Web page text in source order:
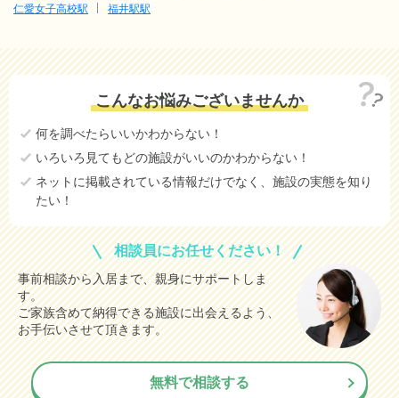
仁愛女子高校駅
福井駅駅
こんなお悩みございませんか
何を調べたらいいかわからない！
いろいろ見てもどの施設がいいのかわからない！
ネットに掲載されている情報だけでなく、施設の実態を知り
たい！
相談員にお任せください！
事前相談から入居まで、親身にサポートしま
す。
ご家族含めて納得できる施設に出会えるよう、
お手伝いさせて頂きます。
無料で相談する